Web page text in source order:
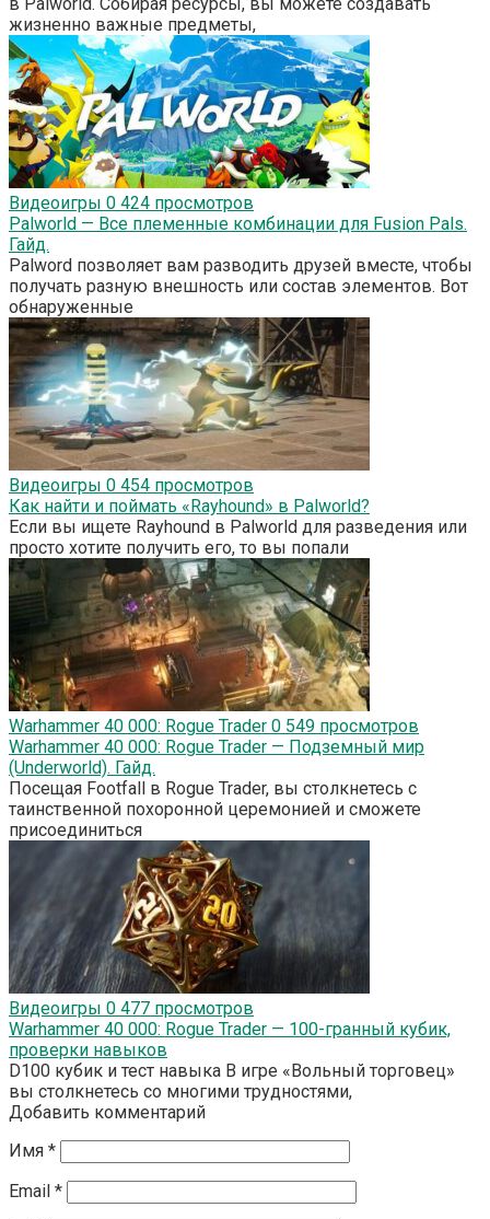
жизненно важные предметы,
Видеоигры 0 424 просмотров
Palworld — Все племенные комбинации для Fusion Pals.
Гайд.
Palword позволяет вам разводить друзей вместе, чтобы
получать разную внешность или состав элементов. Вот
обнаруженные
Видеоигры 0 454 просмотров
Как найти и поймать «Rayhound» в Palworld?
Если вы ищете Rayhound в Palworld для разведения или
просто хотите получить его, то вы попали
Warhammer 40 000: Rogue Trader 0 549 просмотров
Warhammer 40 000: Rogue Trader — Подземный мир
(Underworld). Гайд.
Посещая Footfall в Rogue Trader, вы столкнетесь с
таинственной похоронной церемонией и сможете
присоединиться
Видеоигры 0 477 просмотров
Warhammer 40 000: Rogue Trader — 100-гранный кубик,
проверки навыков
D100 кубик и тест навыка В игре «Вольный торговец»
вы столкнетесь со многими трудностями,
Добавить комментарий
Имя *
Email *